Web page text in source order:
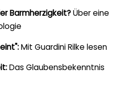
Barmherzigkeit?Über eine
Mit Guardini Rilke lesen
Das Glaubensbekenntnis